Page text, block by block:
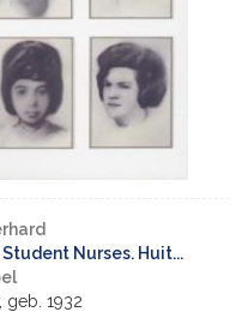
Nurses. Huit...
geb. 1932